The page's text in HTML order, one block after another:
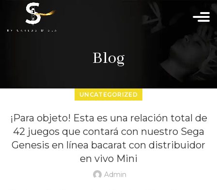
Blog
UNCATEGORIZED
¡Para objeto! Esta es una relación total de
42 juegos que contará con nuestro Sega
Genesis en línea bacarat con distribuidor
en vivo Mini
Admin